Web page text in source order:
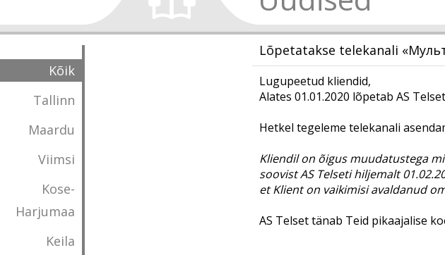
Kõik
Tallinn
Maardu
Viimsi
Kose-
Harjumaa
Keila
Lõpetatakse telekanali
Lugupeetud kliendid,
Alates 01.01.2020 lõpetab AS
Hetkel tegeleme telekanali
Kliendil on õigus muudatustega
soovist AS Telseti hiljemalt
et Klient on vaikimisi avaldanud
AS Telset tänab Teid pikaajalise